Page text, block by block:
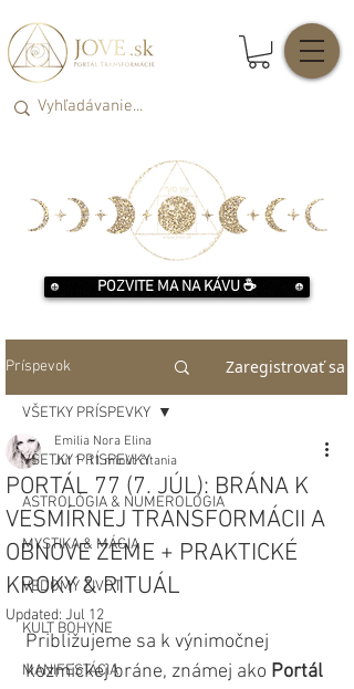
POZVITE MA NA KÁVU ☕️
Príspevok Zaregistrovať sa
VŠETKY PRÍSPEVKY
ASTROLÓGIA & NUMEROLÓGIA
MYSTIKA & MÁGIA
VEDOMÝ ŽIVOT
KULT BOHYNE
MANIFESTÁCIA
VŠETKY PRÍSPEVKY
PORTÁL 77 (7. JÚL): BRÁNA K
VESMÍRNEJ TRANSFORMÁCII A
OBNOVE ZEME + PRAKTICKÉ
KROKY & RITUÁL
Emilia Nora Elina
Jul 1 11 minút čítania
Updated: Jul 12
Približujeme sa k výnimočnej
kozmickej bráne, známej ako Portál